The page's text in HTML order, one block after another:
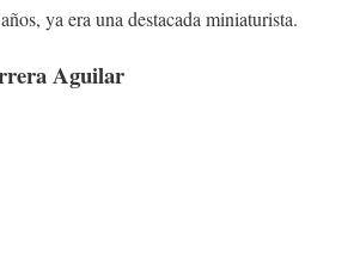
ya era una destacada miniaturista.
Aguilar